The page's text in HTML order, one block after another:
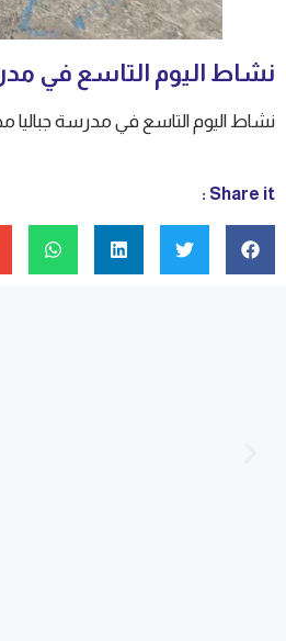
نشاط اليوم التاسع في
نشاط اليوم التاسع في مدرسة جباليا
Share it :